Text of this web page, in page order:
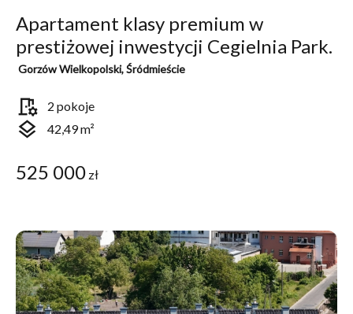
Apartament klasy premium w
prestiżowej inwestycji Cegielnia Park.
Gorzów Wielkopolski, Śródmieście
room_preferences 2 pokoje
layers 42,49 m²
525 000 zł